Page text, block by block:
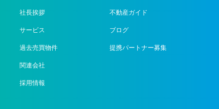
社長挨拶
サービス
過去売買物件
関連会社
採用情報
不動産ガイド
ブログ
提携パートナー募集